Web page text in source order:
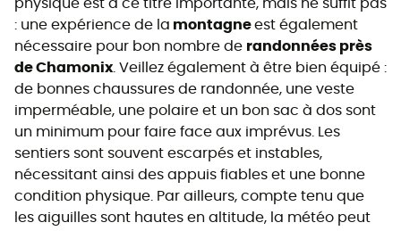
physique est à ce titre importante, mais ne suffit pas
: une expérience de la montagneest également
nécessaire pour bon nombre de randonnées près
de Chamonix . Veillez également à être bien équipé :
de bonnes chaussures de randonnée, une veste
imperméable, une polaire et un bon sac à dos sont
un minimum pour faire face aux imprévus. Les
sentiers sont souvent escarpés et instables,
nécessitant ainsi des appuis fiables et une bonne
condition physique. Par ailleurs, compte tenu que
les aiguilles sont hautes en altitude, la météo peut